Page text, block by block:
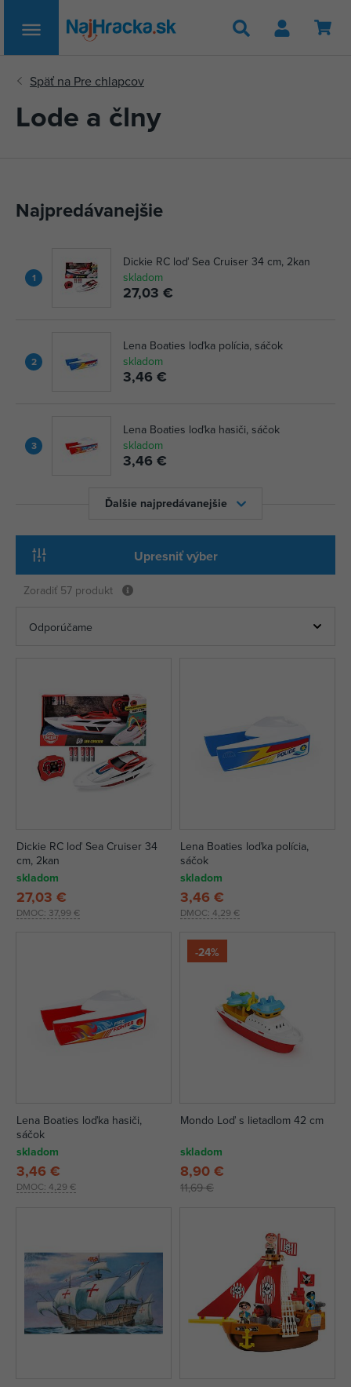
Hľadať
Lode a člny
Najpredávanejšie
1
Dickie RC loď Sea Cruiser 34 cm, 2kan
skladom
27,03 €
2
Lena Boaties loďka polícia, sáčok
skladom
3,46 €
3
Lena Boaties loďka hasiči, sáčok
skladom
3,46 €
Ďalšie najpredávanejšie
Upresniť výber
Zoradiť 57 produkt
Dickie RC loď Sea Cruiser 34
cm, 2kan
skladom
DMOC: 37,99 €
27,03 €
Lena Boaties loďka polícia,
sáčok
skladom
DMOC: 4,29 €
3,46 €
Lena Boaties loďka hasiči,
sáčok
skladom
DMOC: 4,29 €
3,46 €
-24%
Mondo Loď s lietadlom 42 cm
skladom
11,69 €
8,90 €